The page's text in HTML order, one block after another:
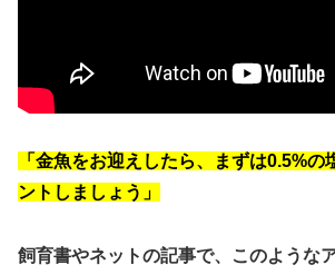
「金魚をお迎えしたら、まずは0.5%の
ントしましょう」
飼育書やネットの記事で、このような